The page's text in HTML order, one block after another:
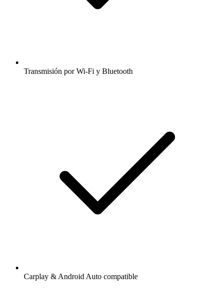
Transmisión por Wi-Fi y Bluetooth
Carplay & Android Auto compatible